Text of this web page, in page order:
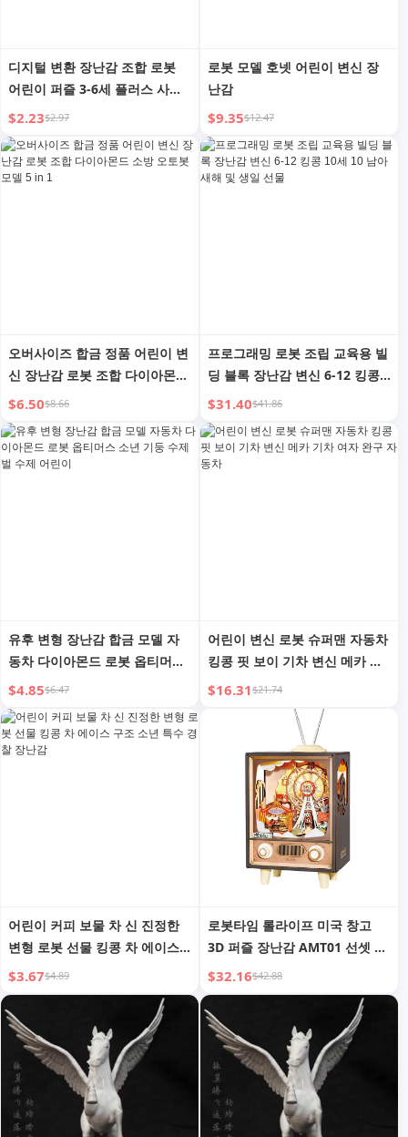
디지털 변환 장난감 조합 로봇
어린이 퍼즐 3-6세 플러스 사이
즈 남아 조립 글자 빌딩 블록 선
물
$2.23$2.97
로봇 모델 호넷 어린이 변신 장
난감
$9.35$12.47
오버사이즈 합금 정품 어린이 변
신 장난감 로봇 조합 다이아몬드
소방 오토봇 모델 5 in 1
$6.50$8.66
프로그래밍 로봇 조립 교육용 빌
딩 블록 장난감 변신 6-12 킹콩
10세 10 남아 새해 및 생일 선물
$31.40$41.86
유후 변형 장난감 합금 모델 자
동차 다이아몬드 로봇 옵티머스
소년 기둥 수제 벌 수제 어린이
$4.85$6.47
어린이 변신 로봇 슈퍼맨 자동차
킹콩 핏 보이 기차 변신 메카 기
차 여자 완구 자동차
$16.31$21.74
어린이 커피 보물 차 신 진정한
변형 로봇 선물 킹콩 차 에이스
구조 소년 특수 경찰 장난감
$3.67$4.89
로봇타임 롤라이프 미국 창고
3D 퍼즐 장난감 AMT01 선셋 카
니발 오르골 DIY 미니어처 하우
스 드롭쉬핑
$32.16$42.88